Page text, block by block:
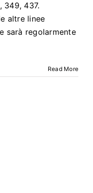
349, 437.
altre linee
sarà regolarmente
Read More